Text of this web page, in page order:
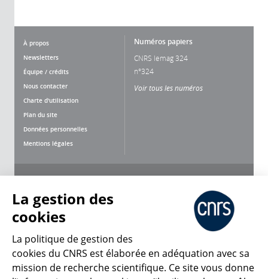
À propos
Newsletters
Équipe / crédits
Nous contacter
Charte d'utilisation
Plan du site
Données personnelles
Mentions légales
Numéros papiers
CNRS lemag 324
n°324
Voir tous les numéros
CNRS Le Mag
La gestion des
cookies
La politique de gestion des
cookies du CNRS est élaborée en adéquation avec sa
mission de recherche scientifique. Ce site vous donne